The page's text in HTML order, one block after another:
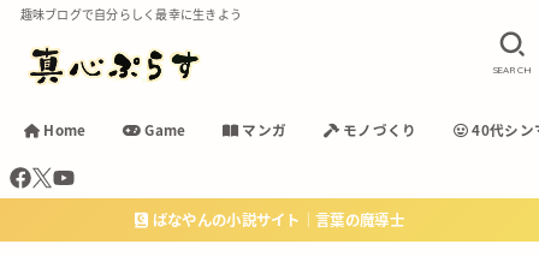
趣味ブログで自分らしく最幸に生きよう
Home Game マンガ モノづくり 40代シン
SEARCH
ばなやんの小説サイト｜言葉の魔導士